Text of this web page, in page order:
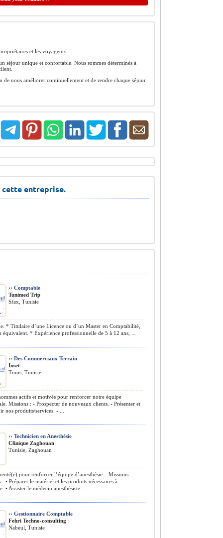
et les voyageurs.
séjour unique et confortable. Nous sommes déterminés à
de nous améliorer continuellement et de rendre chaque séjour
cette entreprise.
›› Comptable
Tunimed Trip
Sfax, Tunisie
* Titulaire d’une Licence ou d’un Master en Comptabilité,
équivalent. * Expérience professionnelle de 5 à 12 ans, ...
›› Des Commerciaux Terrain
Inset
Tunis, Tunisie
actifs et motivés pour renforcer notre équipe
Missions : - Prospecter de nouveaux clients. - Présenter et
nos produits/services. - ...
›› Technicien en Anesthésie
Clinique Zaghouan
Tunisie, Zaghouan
pour renforcer l’équipe d’anesthésie .. Missions
: • Préparer le matériel et les produits nécessaires à
• Assister le médecin anesthésiste ...
›› Gestionnaire Comptable
Fehri Techno-consulting
Nabeul, Tunisie